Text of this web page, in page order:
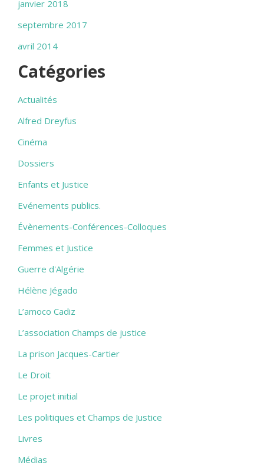
janvier 2018
septembre 2017
avril 2014
Catégories
Actualités
Alfred Dreyfus
Cinéma
Dossiers
Enfants et Justice
Evénements publics.
Évènements-Conférences-Colloques
Femmes et Justice
Guerre d'Algérie
Hélène Jégado
L’amoco Cadiz
L’association Champs de justice
La prison Jacques-Cartier
Le Droit
Le projet initial
Les politiques et Champs de Justice
Livres
Médias